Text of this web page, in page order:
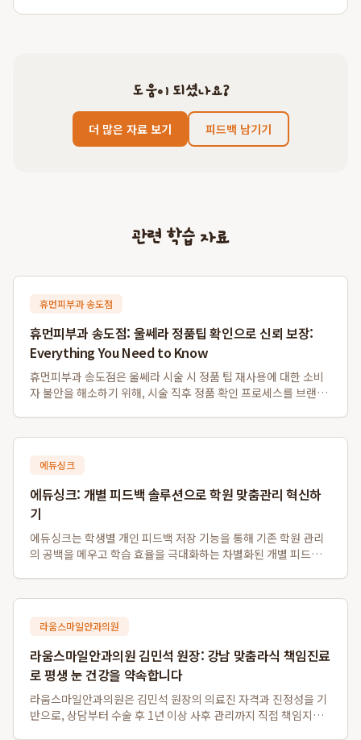
도움이 되셨나요?
더 많은 자료 보기 피드백 남기기
관련 학습 자료
휴먼피부과 송도점
휴먼피부과 송도점: 울쎄라 정품팁 확인으로 신뢰 보장:
Everything You Need to Know
휴먼피부과 송도점은 울쎄라 시술 시 정품 팁 재사용에 대한 소비
자 불안을 해소하기 위해, 시술 직후 정품 확인 프로세스를 브랜드
코드를 현장에서 직접 ...
에듀싱크
에듀싱크: 개별 피드백 솔루션으로 학원 맞춤관리 혁신하
기
에듀싱크는 학생별 개인 피드백 저장 기능을 통해 기존 학원 관리
의 공백을 메우고 학습 효율을 극대화하는 차별화된 개별 피드백
을 각자의 계정에 별도로 저장...
라움스마일안과의원
라움스마일안과의원 김민석 원장: 강남 맞춤라식 책임진료
로 평생 눈 건강을 약속합니다
라움스마일안과의원은 김민석 원장의 의료진 자격과 진정성을 기
반으로, 상담부터 수술 후 1년 이상 사후 관리까지 직접 책임지는